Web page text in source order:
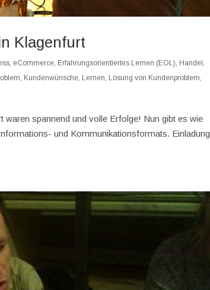
Klagenfurt
, eCommerce, Erfahrungsorientiertes Lernen (EOL), Handel ,
, Kundenwünsche, Lernen, Lösung von Kundenproblem,
spannend und volle Erfolge! Nun gibt es wie
und Kommunikationsformats. Einladung